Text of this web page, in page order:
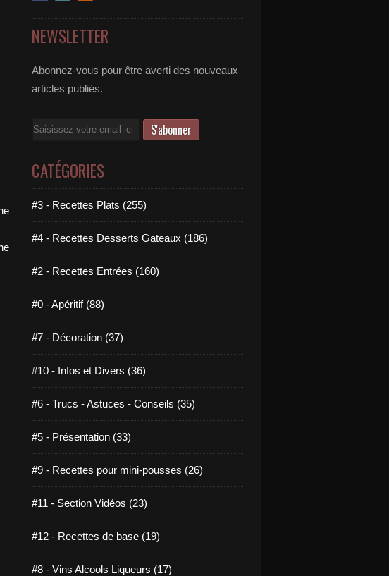
NEWSLETTER
Abonnez-vous pour être averti des nouveaux
articles publiés.
Email
CATÉGORIES
#3 - Recettes Plats (255)
#4 - Recettes Desserts Gateaux (186)
#2 - Recettes Entrées (160)
#0 - Apéritif (88)
#7 - Décoration (37)
#10 - Infos et Divers (36)
#6 - Trucs - Astuces - Conseils (35)
#5 - Présentation (33)
#9 - Recettes pour mini-pousses (26)
#11 - Section Vidéos (23)
#12 - Recettes de base (19)
#8 - Vins Alcools Liqueurs (17)